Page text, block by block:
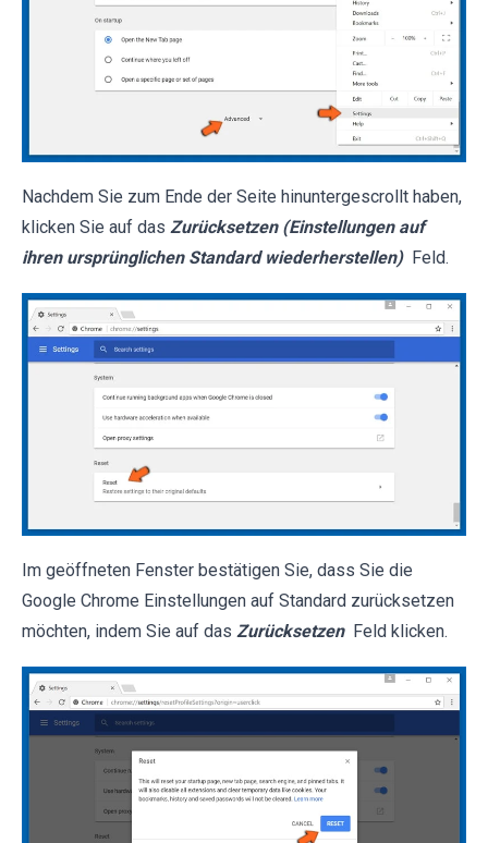
Nachdem Sie zum Ende der Seite hinuntergescrollt haben,
klicken Sie auf das Zurücksetzen (Einstellungen auf
ihren ursprünglichen Standard wiederherstellen) Feld.
Im geöffneten Fenster bestätigen Sie, dass Sie die
Google Chrome Einstellungen auf Standard zurücksetzen
möchten, indem Sie auf das Zurücksetzen Feld klicken.